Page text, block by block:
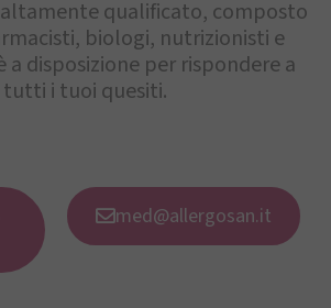
qualificato, composto
biologi, nutrizionisti e
a disposizione per rispondere a
tutti i tuoi quesiti.
med@allergosan.it